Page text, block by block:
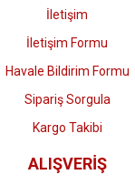
Gönder
İletişim
İletişim Formu
Havale Bildirim Formu
Sipariş Sorgula
Kargo Takibi
ALIŞVERİŞ